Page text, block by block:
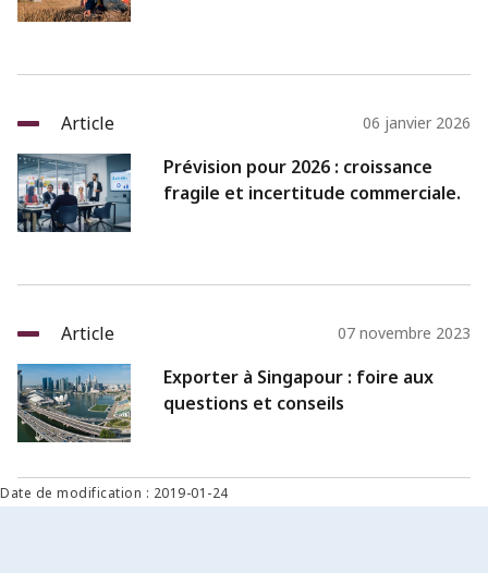
Article 06 janvier 2026
Prévision pour 2026 : croissance
fragile et incertitude commerciale.
Article 07 novembre 2023
Exporter à Singapour : foire aux
questions et conseils
Date de modification : 2019-01-24